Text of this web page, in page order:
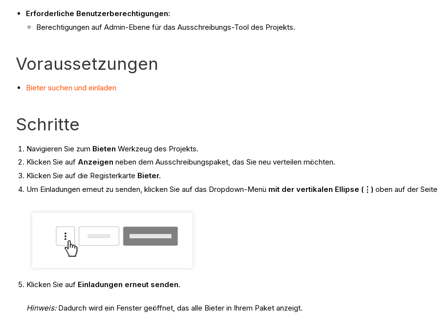
Erforderliche Benutzerberechtigungen:
Berechtigungen auf Admin-Ebene für das Ausschreibungs-Tool des Projekts.
Voraussetzungen
Bieter suchen und einladen
Schritte
Navigieren Sie zum Bieten Werkzeug des Projekts.
Klicken Sie auf Anzeigen neben dem Ausschreibungspaket, das Sie neu verteilen möchten.
Klicken Sie auf die Registerkarte Bieter.
Um Einladungen erneut zu senden, klicken Sie auf das Dropdown-Menü mit der vertikalen Ellipse (⋮) oben auf der
Klicken Sie auf Einladungen erneut senden.
Hinweis:Dadurch wird ein Fenster geöffnet, das alle Bieter in Ihrem Paket anzeigt.